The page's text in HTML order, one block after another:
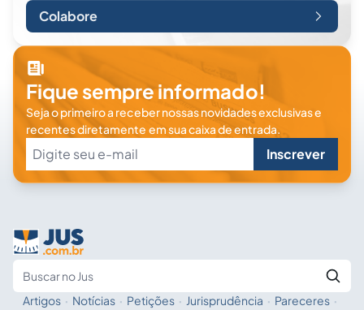
Colabore
Fique sempre informado!
Seja o primeiro a receber nossas novidades exclusivas e
recentes diretamente em sua caixa de entrada.
Inscrever
Artigos · Notícias · Petições · Jurisprudência · Pareceres ·